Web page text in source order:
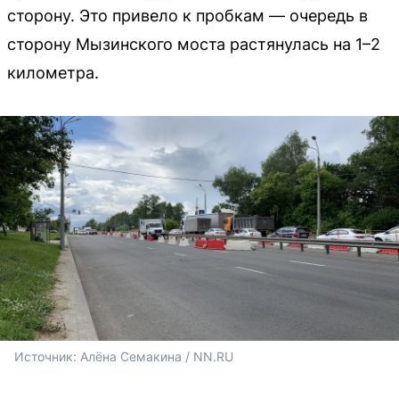
сторону. Это привело к пробкам — очередь в
сторону Мызинского моста растянулась на 1–2
километра.
Источник: Алёна Семакина / NN.RU